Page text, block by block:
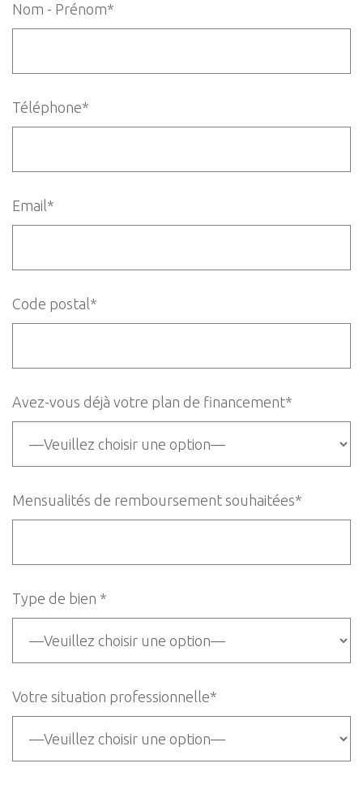
Nom - Prénom*
Téléphone*
Email*
Code postal*
Avez-vous déjà votre plan de financement*
Mensualités de remboursement souhaitées*
Type de bien *
Votre situation professionnelle*